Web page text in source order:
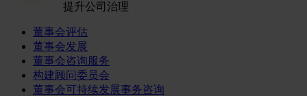
提升公司治理
董事会评估
董事会发展
董事会咨询服务
构建顾问委员会
董事会可持续发展事务咨询